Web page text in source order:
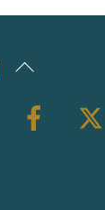
Back
Top